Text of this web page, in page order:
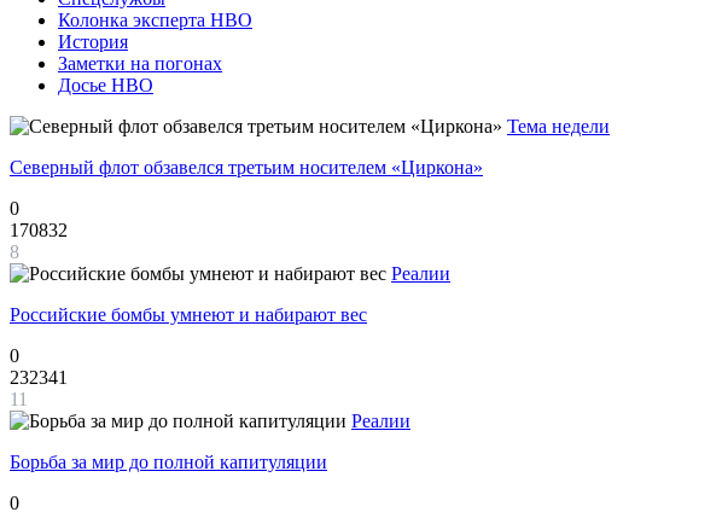
Колонка эксперта НВО
История
Заметки на погонах
Досье НВО
Тема недели
Северный флот обзавелся третьим носителем «Циркона»
0
170832
8
Реалии
Российские бомбы умнеют и набирают вес
0
232341
11
Реалии
Борьба за мир до полной капитуляции
0